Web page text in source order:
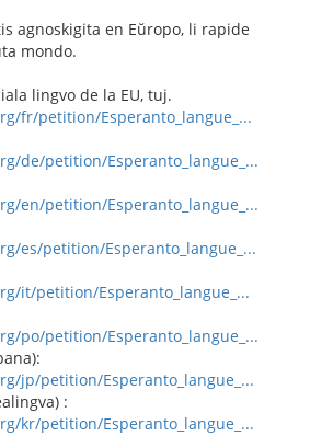
agnoskigita en Eŭropo, li rapide
mondo.
lingvo de la EU, tuj.
fr/petition/Esperanto_langue_...
de/petition/Esperanto_langue_...
en/petition/Esperanto_langue_...
es/petition/Esperanto_langue_...
it/petition/Esperanto_langue_...
po/petition/Esperanto_langue_...
jp/petition/Esperanto_langue_...
:
kr/petition/Esperanto_langue_...